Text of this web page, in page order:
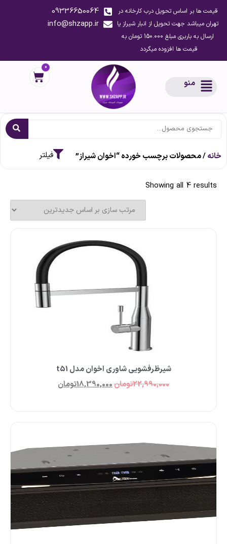
قیمت ها بر اساس تحویل درب کارخانه در
تهران میباشد جهت تحویل از انبار شیراز یا
ارسال به باربری مبلغ 150.000 تومان به
قیمت ها افزوده میگردد
09336650064
info@shzapp.ir
منو
0
خانه/ محصولات برچسب خورده “اخوان شیراز”
Showing all 4 results
شیرظرفشویی شاوری اخوان مدل t51
22,990,000تومان18,390,000تومان